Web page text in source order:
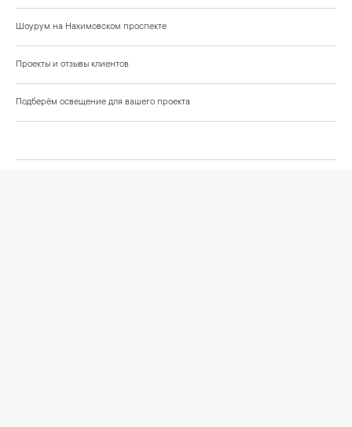
Шоурум на Нахимовском проспекте
Проекты и отзывы клиентов
Подберём освещение для вашего проекта